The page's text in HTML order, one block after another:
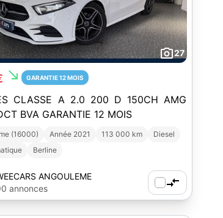
27
south_east GARANTIE 12 MOIS
CLASSE A 2.0 200 D 150CH AMG
BVA GARANTIE 12 MOIS
(16000) Année 2021 113 000 km
Diesel
Berline
ANGOULEME
annonces